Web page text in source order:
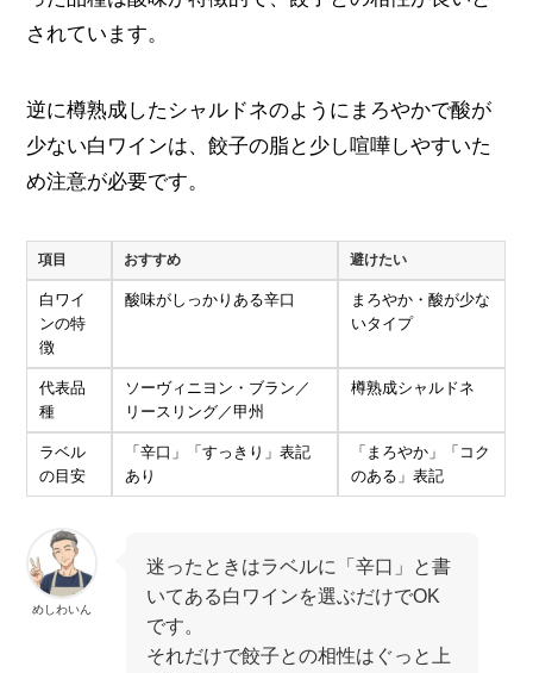
されています。
逆に樽熟成したシャルドネのようにまろやかで酸が
少ない白ワインは、餃子の脂と少し喧嘩しやすいた
め注意が必要です。
項目 おすすめ 避けたい
白ワイ
ンの特
徴
酸味がしっかりある辛口
まろやか・酸が少な
いタイプ
代表品
種
ソーヴィニヨン・ブラン／
リースリング／甲州
樽熟成シャルドネ
ラベル
の目安
「辛口」「すっきり」表記
あり
「まろやか」「コク
のある」表記
めしわいん
迷ったときはラベルに「辛口」と書
いてある白ワインを選ぶだけでOK
です。
それだけで餃子との相性はぐっと上